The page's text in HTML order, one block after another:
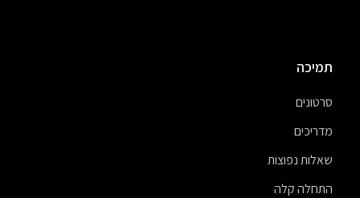
תמיכה
סרטונים
מדריכים
שאלות נפוצות
התחלה קלה